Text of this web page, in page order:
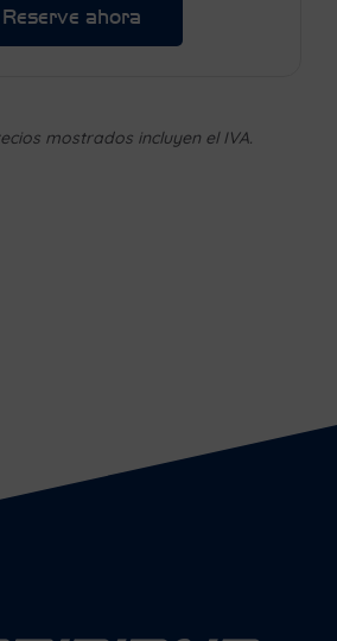
Reserve ahora
mostrados incluyen el IVA.